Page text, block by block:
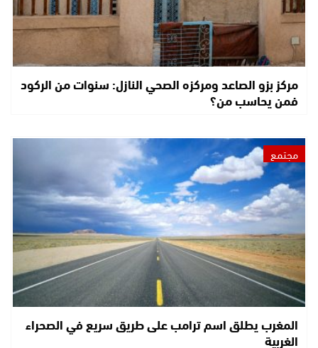
مركز بزو الصاعد ومركزه الصحي النازل: سنوات من الركود
فمن يحاسب من؟
مجتمع
المغرب يطلق اسم ترامب على طريق سريع في الصحراء
الغربية